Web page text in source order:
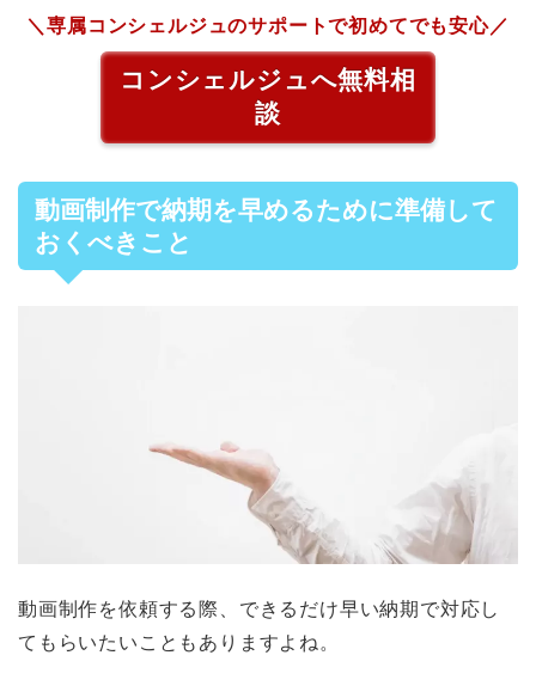
＼専属コンシェルジュのサポートで初めてでも安心／
コンシェルジュへ無料相
談
動画制作で納期を早めるために準備して
おくべきこと
動画制作を依頼する際、できるだけ早い納期で対応し
てもらいたいこともありますよね。